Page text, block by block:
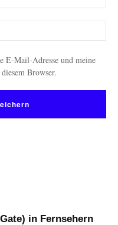
E-Mail-Adresse und meine
Browser.
in Fernsehern